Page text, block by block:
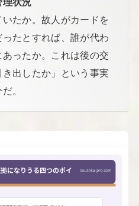
たか。故人がカードを
たとすれば、誰が代わ
ったか。これは後の交
出したか」という事実
。